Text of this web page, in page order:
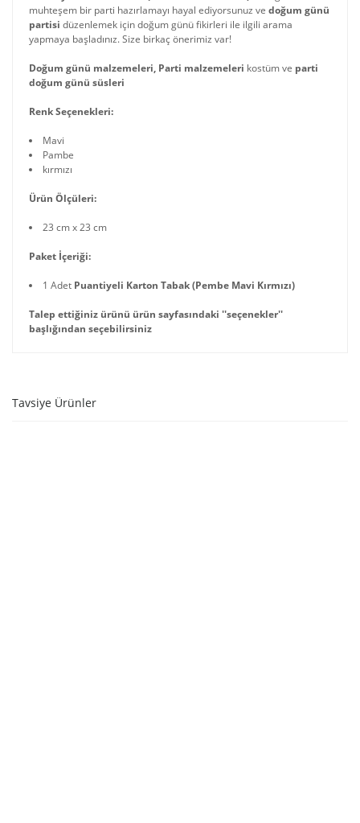
muhteşem bir parti hazırlamayı hayal ediyorsunuz ve doğum günü
partisi düzenlemek için doğum günü fikirleri ile ilgili arama
yapmaya başladınız. Size birkaç önerimiz var!
Doğum günü malzemeleri, Parti malzemeleri kostüm ve parti
doğum günü süsleri
Renk Seçenekleri:
Mavi
Pambe
kırmızı
Ürün Ölçüleri:
23 cm x 23 cm
Paket İçeriği:
1 Adet Puantiyeli Karton Tabak (Pembe Mavi Kırmızı)
Talep ettiğiniz ürünü ürün sayfasındaki ''seçenekler''
başlığından seçebilirsiniz
Tavsiye Ürünler